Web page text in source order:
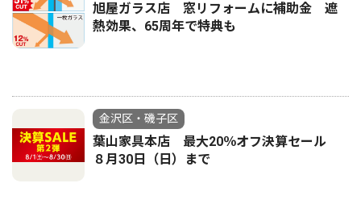
旭屋ガラス店 窓リフォームに補助金 遮
熱効果、65周年で特典も
金沢区・磯子区
葉山家具本店 最大20％オフ決算セール
８月30日（日）まで